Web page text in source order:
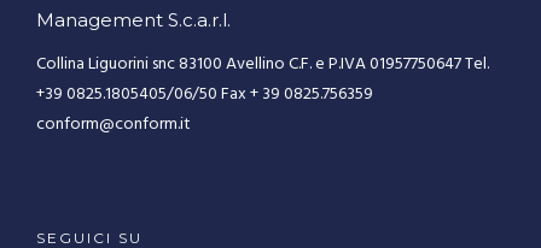
Management S.c.a.r.l.
Collina Liguorini snc83100 AvellinoC.F. e P.IVA 01957750647Tel.
+39 0825.1805405/06/50Fax + 39 0825.756359
conform@conform.it
SEGUICI SU